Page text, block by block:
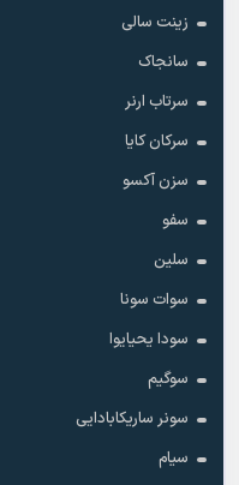
زینت سالی
سانجاک
سرتاب ارنر
سرکان کایا
سزن آکسو
سفو
سلین
سوات سونا
سودا یحیایوا
سوگیم
سونر ساریکابادایی
سیام